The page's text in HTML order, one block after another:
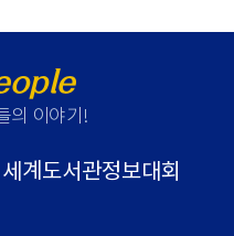
의 이야기 !
계도서관정보대회